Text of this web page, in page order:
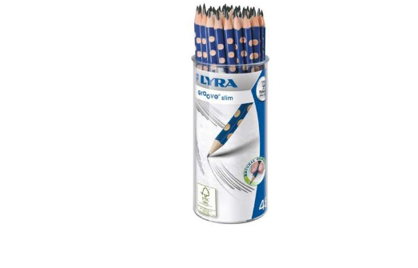
Plastifica, encuaderna, destruye
Soportes
Videoconferencia
Videoproyección